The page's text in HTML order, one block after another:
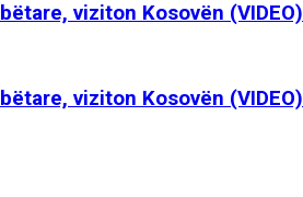
viziton Kosovën (VIDEO)
viziton Kosovën (VIDEO)